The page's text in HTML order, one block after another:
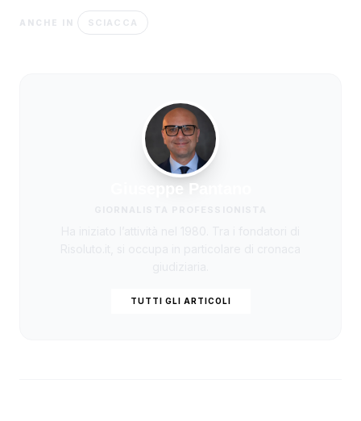
ANCHE IN SCIACCA
Giuseppe Pantano
TUTTI GLI ARTICOLI